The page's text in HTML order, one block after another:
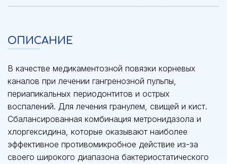
ОПИСАНИЕ
В качестве медикаментозной повязки корневых
каналов при лечении гангренозной пульпы,
периапикальных периодонтитов и острых
воспалений. Для лечения гранулем, свищей и кист.
Сбалансированная комбинация метронидазола и
хлоргексидина, которые оказывают наиболее
эффективное противомикробное действие из-за
своего широкого диапазона бактериостатического